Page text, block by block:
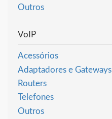
Outros
VoIP
Acessórios
Adaptadores e Gateways
Routers
Telefones
Outros